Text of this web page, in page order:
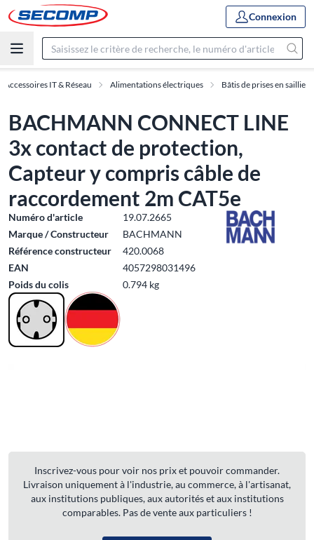
Connexion
Accessoires IT & Réseau Alimentations électriques Bâtis de prises en saillie
BACHMANN CONNECT LINE
3x contact de protection,
Capteur y compris câble de
raccordement 2m CAT5e
Numéro d'article
19.07.2665
Marque / Constructeur
BACHMANN
Référence constructeur
420.0068
EAN
4057298031496
Poids du colis
0.794 kg
Inscrivez-vous pour voir nos prix et pouvoir commander.
Livraison uniquement à l'industrie, au commerce, à l'artisanat,
aux institutions publiques, aux autorités et aux institutions
comparables. Pas de vente aux particuliers !